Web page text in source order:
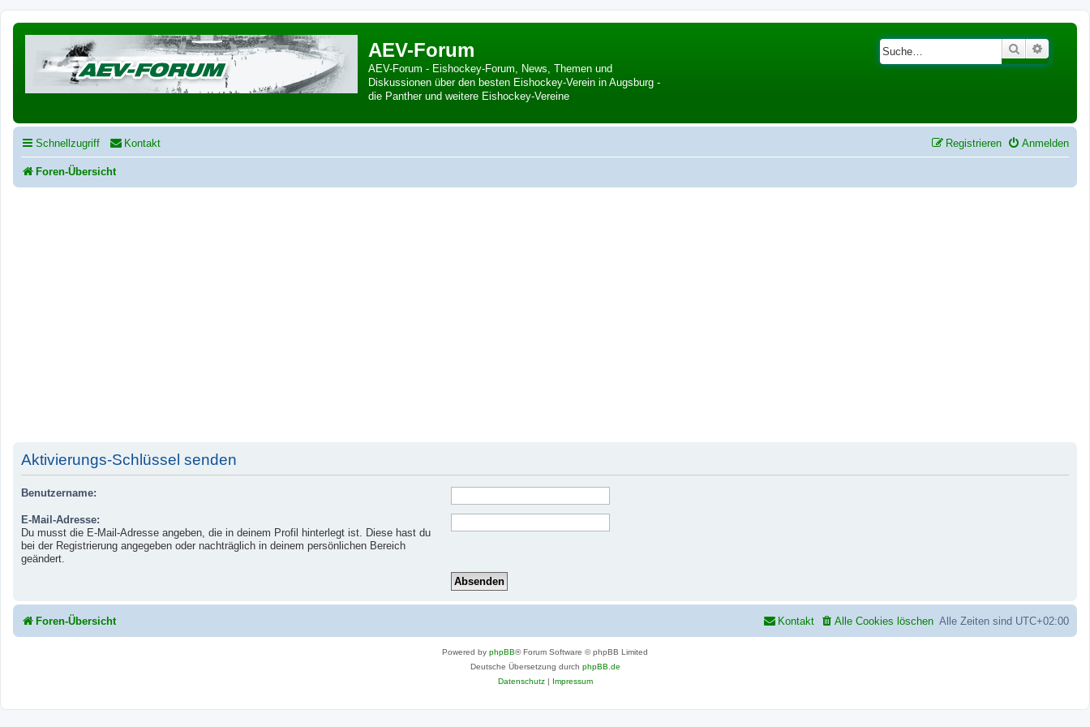
AEV-Forum
AEV-Forum - Eishockey-Forum, News, Themen und
Diskussionen über den besten Eishockey-Verein in Augsburg -
die Panther und weitere Eishockey-Vereine
Suche
Schnellzugriff Kontakt Anmelden
Registrieren
Foren-Übersicht
Aktivierungs-Schlüssel senden
Benutzername:
E-Mail-Adresse:
Du musst die E-Mail-Adresse angeben, die in deinem Profil hinterlegt ist. Diese hast du
bei der Registrierung angegeben oder nachträglich in deinem persönlichen Bereich
geändert.
Foren-Übersicht Alle Zeiten sind UTC+02:00
Alle Cookies löschen
Kontakt
Powered by phpBB® Forum Software © phpBB Limited
Deutsche Übersetzung durch phpBB.de
Datenschutz| Impressum